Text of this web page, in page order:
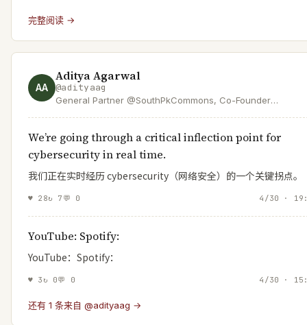
完整阅读 →
AA
Aditya Agarwal
@adityaag
General Partner @SouthPkCommons, Co-Founder
We’re going through a critical inflection point for
cybersecurity in real time.
我们正在实时经历 cybersecurity（网络安全）的一个关键拐点。
♥ 28↻ 7 💬 0 4/30 ·
YouTube: Spotify:
YouTube：Spotify：
♥ 3↻ 0💬 0 4/30 ·
还有 1 条来自 @adityaag →